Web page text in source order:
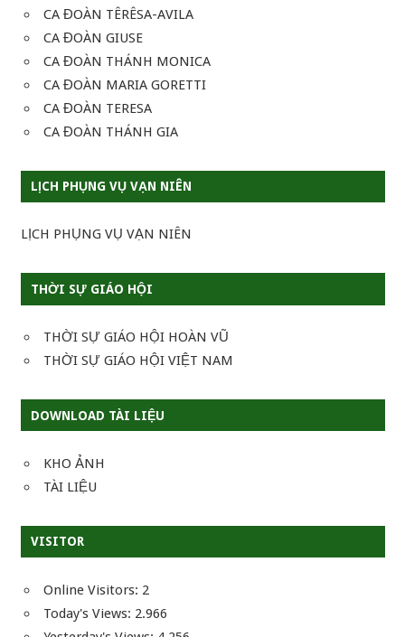
CA ĐOÀN TÊRÊSA-AVILA
CA ĐOÀN GIUSE
CA ĐOÀN THÁNH MONICA
CA ĐOÀN MARIA GORETTI
CA ĐOÀN TERESA
CA ĐOÀN THÁNH GIA
LỊCH PHỤNG VỤ VẠN NIÊN
LỊCH PHỤNG VỤ VẠN NIÊN
THỜI SỰ GIÁO HỘI
THỜI SỰ GIÁO HỘI HOÀN VŨ
THỜI SỰ GIÁO HỘI VIỆT NAM
DOWNLOAD TÀI LIỆU
KHO ẢNH
TÀI LIỆU
VISITOR
Online Visitors: 2
Today's Views: 2.966